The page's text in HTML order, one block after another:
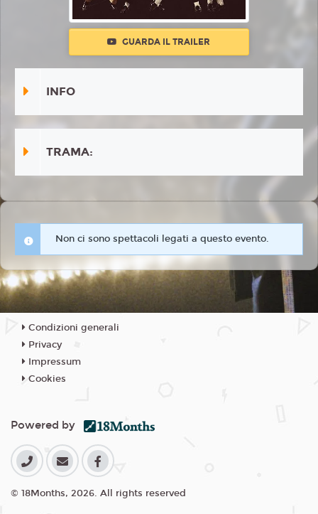
GUARDA IL TRAILER
INFO
TRAMA:
Non ci sono spettacoli legati a questo evento.
Condizioni generali
Privacy
Impressum
Cookies
Powered by
© 18Months, 2026. All rights reserved